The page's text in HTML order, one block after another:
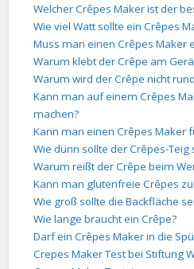
Welcher Crêpes Maker ist der
Wie viel Watt sollte ein Crêpes
Muss man einen Crêpes Maker
Warum klebt der Crêpe am
Warum wird der Crêpe nicht
Kann man auf einem Crêpes
machen?
Kann man einen Crêpes Maker
Wie dünn sollte der Crêpes-Teig
Warum reißt der Crêpe beim
Kann man glutenfreie Crêpes
Wie groß sollte die Backfläche
Wie lange braucht ein Crêpe?
Darf ein Crêpes Maker in die
Crepes Maker Test bei Stiftung